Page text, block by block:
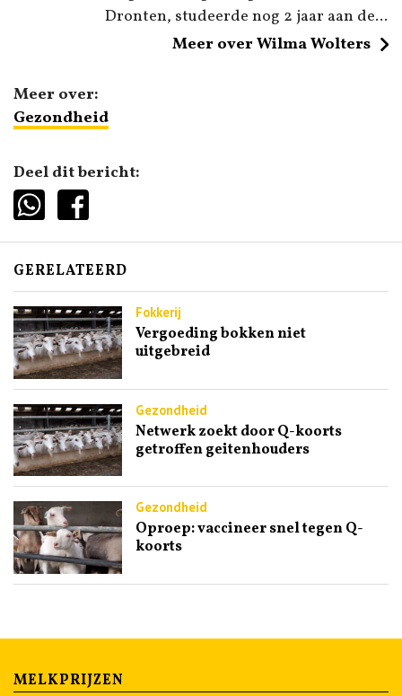
Dronten, studeerde nog 2 jaar aan de...
Meer over Wilma Wolters
Meer over:
Gezondheid
Deel dit bericht:
GERELATEERD
Fokkerij
Vergoeding bokken niet
uitgebreid
Gezondheid
Netwerk zoekt door Q-koorts
getroffen geitenhouders
Gezondheid
Oproep: vaccineer snel tegen Q-
koorts
MELKPRIJZEN